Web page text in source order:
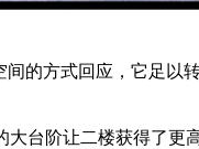
的方式回应，它足
台阶让二楼获得了更